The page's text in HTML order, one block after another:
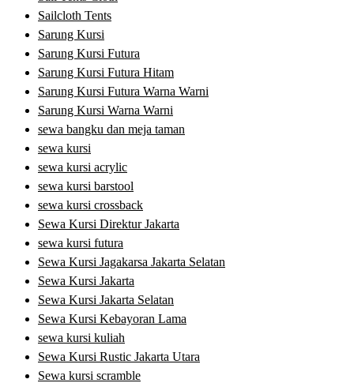
Sailcloth Tents
Sarung Kursi
Sarung Kursi Futura
Sarung Kursi Futura Hitam
Sarung Kursi Futura Warna Warni
Sarung Kursi Warna Warni
sewa bangku dan meja taman
sewa kursi
sewa kursi acrylic
sewa kursi barstool
sewa kursi crossback
Sewa Kursi Direktur Jakarta
sewa kursi futura
Sewa Kursi Jagakarsa Jakarta Selatan
Sewa Kursi Jakarta
Sewa Kursi Jakarta Selatan
Sewa Kursi Kebayoran Lama
sewa kursi kuliah
Sewa Kursi Rustic Jakarta Utara
Sewa kursi scramble